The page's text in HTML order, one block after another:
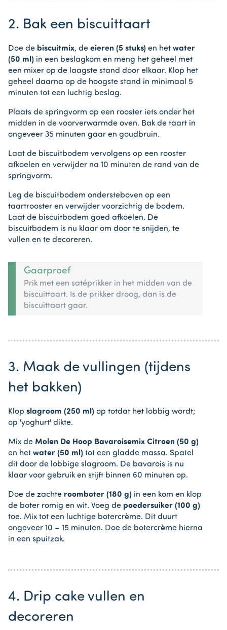
2. Bak een biscuittaart
Doe de biscuitmix, de eieren (5 stuks) en het water
(50 ml) in een beslagkom en meng het geheel met
een mixer op de laagste stand door elkaar. Klop het
geheel daarna op de hoogste stand in minimaal 5
minuten tot een luchtig beslag.
Plaats de springvorm op een rooster iets onder het
midden in de voorverwarmde oven. Bak de taart in
ongeveer 35 minuten gaar en goudbruin.
Laat de biscuitbodem vervolgens op een rooster
afkoelen en verwijder na 10 minuten de rand van de
springvorm.
Leg de biscuitbodem ondersteboven op een
taartrooster en verwijder voorzichtig de bodem.
Laat de biscuitbodem goed afkoelen. De
biscuitbodem is nu klaar om door te snijden, te
vullen en te decoreren.
Gaarproef
Prik met een satéprikker in het midden van de
biscuittaart. Is de prikker droog, dan is de
biscuittaart gaar.
3. Maak de vullingen (tijdens
het bakken)
Klop slagroom (250 ml) op totdat het lobbig wordt;
op 'yoghurt' dikte.
Mix de Molen De Hoop Bavaroisemix Citroen (50 g)
en het water (50 ml) tot een gladde massa. Spatel
dit door de lobbige slagroom. De bavarois is nu
klaar voor gebruik en stijft binnen 60 minuten op.
Doe de zachte roomboter (180 g) in een kom en klop
de boter romig en wit. Voeg de poedersuiker (100 g)
toe. Mix tot een luchtige botercrème. Dit duurt
ongeveer 10 – 15 minuten. Doe de botercrème hierna
in een spuitzak.
4. Drip cake vullen en
decoreren